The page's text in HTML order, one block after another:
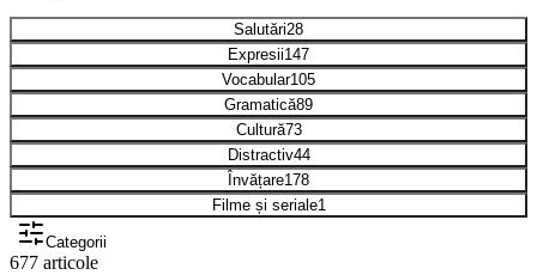
Salutări28
Expresii147
Vocabular105
Gramatică89
Cultură73
Distractiv44
Învățare178
Filme și seriale1
Categorii
677 articole